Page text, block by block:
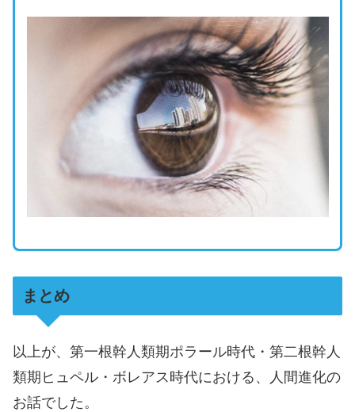
まとめ
以上が、第一根幹人類期ポラール時代・第二根幹人
類期ヒュペル・ボレアス時代における、人間進化の
お話でした。